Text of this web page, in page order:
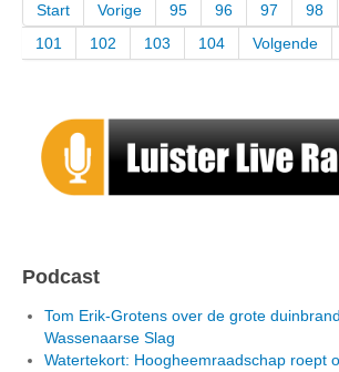
Start Vorige 95 96 97 98
101
102 103 104 Volgende
Podcast
Tom Erik-Grotens over de grote
Wassenaarse Slag
Watertekort: Hoogheemraadschap roept